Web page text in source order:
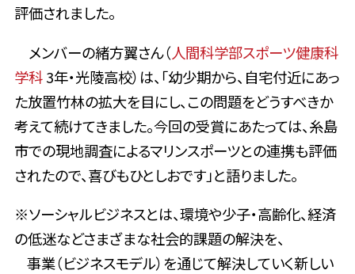
評価されました。
メンバーの緒方翼さん（人間科学部スポーツ健康科
学科3年・光陵高校）は、「幼少期から、自宅付近にあっ
た放置竹林の拡大を目にし、この問題をどうすべきか
考えて続けてきました。今回の受賞にあたっては、糸島
市での現地調査によるマリンスポーツとの連携も評価
されたので、喜びもひとしおです」と語りました。
※ソーシャルビジネスとは、環境や少子・高齢化、経済
の低迷などさまざまな社会的課題の解決を、
事業（ビジネスモデル）を通じて解決していく新しい